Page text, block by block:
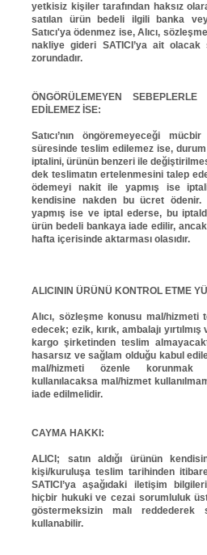
yetkisiz kişiler tarafından haksız
satılan ürün bedeli ilgili banka
Satıcı'ya ödenmez ise, Alıcı,
nakliye gideri SATICI’ya ait olacak
zorundadır.
ÖNGÖRÜLEMEYEN
EDİLEMEZ İSE:
Satıcı’nın öngöremeyeceği
süresinde teslim edilemez ise, durum
iptalini, ürünün benzeri ile
dek teslimatın ertelenmesini talep
ödemeyi nakit ile yapmış ise
kendisine nakden bu ücret ödenir.
yapmış ise ve iptal ederse, bu
ürün bedeli bankaya iade edilir, ancak
hafta içerisinde aktarması olasıdır.
ALICININ ÜRÜNÜ KONTROL ETME
Alıcı, sözleşme konusu mal/
edecek; ezik, kırık, ambalajı
kargo şirketinden teslim
hasarsız ve sağlam olduğu kabul
mal/hizmeti özenle korunmak
kullanılacaksa mal/hizmet
iade edilmelidir.
CAYMA HAKKI:
ALICI; satın aldığı ürünün
kişi/kuruluşa teslim tarihinden
SATICI’ya aşağıdaki iletişim
hiçbir hukuki ve cezai sorumluluk
göstermeksizin malı reddederek
kullanabilir.